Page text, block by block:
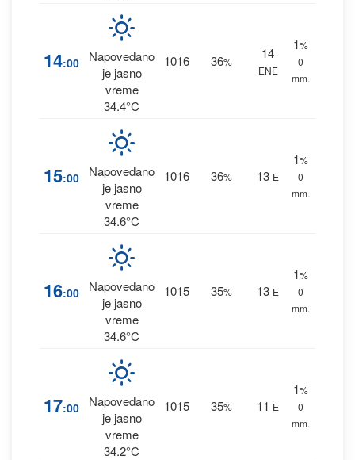
14:00
Napovedano
je jasno
vreme
34.4°C
1016 36%
14
ENE
1%
0
mm.
15:00
Napovedano
je jasno
vreme
34.6°C
1016 36% 13 E
1%
0
mm.
16:00
Napovedano
je jasno
vreme
34.6°C
1015 35% 13 E
1%
0
mm.
17:00
Napovedano
je jasno
vreme
34.2°C
1015 35% 11 E
1%
0
mm.